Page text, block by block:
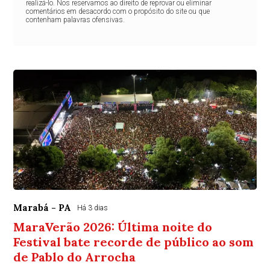
realizá-lo. Nos reservamos ao direito de reprovar ou eliminar
comentários em desacordo com o propósito do site ou que
contenham palavras ofensivas.
Marabá - PA Há 3 dias
MaraVerão 2026: Última noite do
Festival bate recorde de público ao som
de Pablo do Arrocha